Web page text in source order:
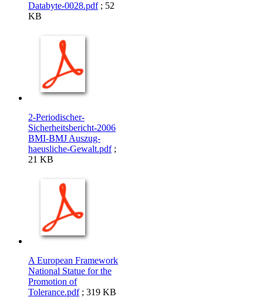
Databyte-0028.pdf; 52
KB
2-Periodischer-
Sicherheitsbericht-2006
BMI-BMJ Auszug-
haeusliche-Gewalt.pdf;
21 KB
A European Framework
National Statue for the
Promotion of
Tolerance.pdf; 319 KB